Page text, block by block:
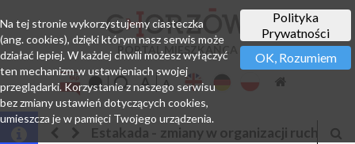
PORTAL MIESZKAŃCA
w organizacji ruchuJesteśmy w EZD
Polityka
Prywatności
OK, Rozumiem
Na tej stronie wykorzystujemy ciasteczka
(ang. cookies), dzięki którym nasz serwis może
działać lepiej. W każdej chwili możesz wyłączyć
ten mechanizm w ustawieniach swojej
przeglądarki. Korzystanie z naszego serwisu
bez zmiany ustawień dotyczących cookies,
umieszcza je w pamięci Twojego urządzenia.